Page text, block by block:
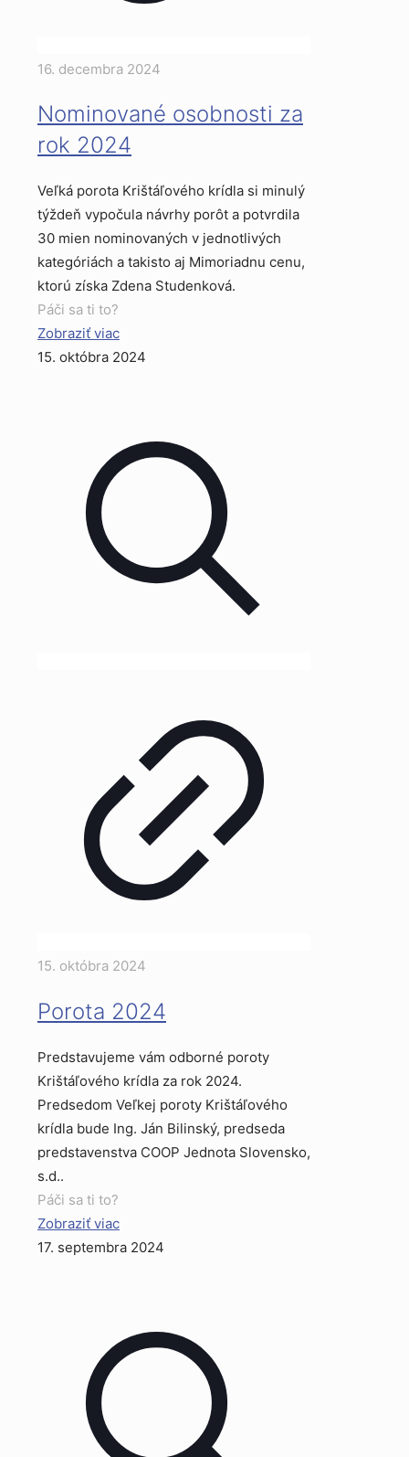
16. decembra 2024
Nominované osobnosti za
rok 2024
Veľká porota Krištáľového krídla si minulý
týždeň vypočula návrhy porôt a potvrdila
30 mien nominovaných v jednotlivých
kategóriách a takisto aj Mimoriadnu cenu,
ktorú získa Zdena Studenková.
Páči sa ti to?
Zobraziť viac
15. októbra 2024
15. októbra 2024
Porota 2024
Predstavujeme vám odborné poroty
Krištáľového krídla za rok 2024.
Predsedom Veľkej poroty Krištáľového
krídla bude Ing. Ján Bilinský, predseda
predstavenstva COOP Jednota Slovensko,
s.d..
Páči sa ti to?
Zobraziť viac
17. septembra 2024